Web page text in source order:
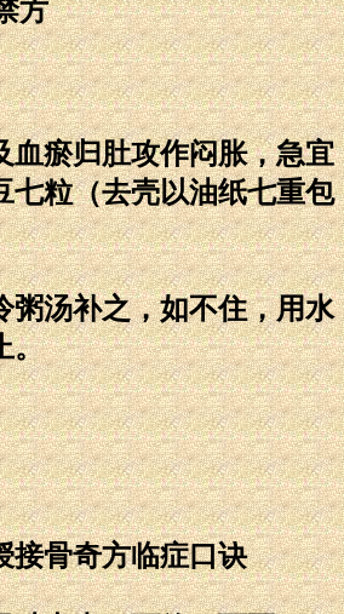
方
血瘀归肚攻作闷胀，急宜
七粒（去壳以油纸七重包
粥汤补之，如不住，用水
。
接骨奇方临症口诀